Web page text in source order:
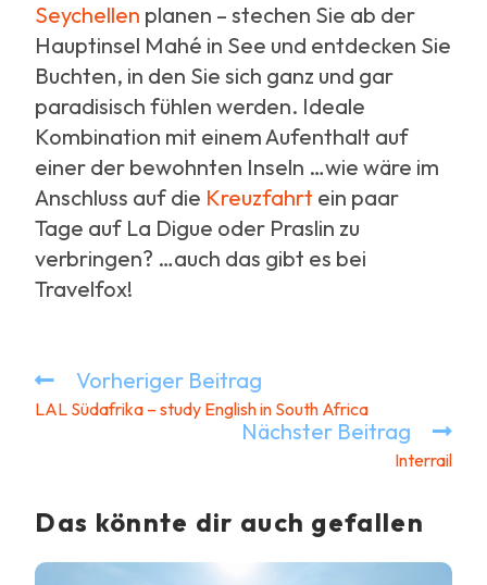
Seychellen planen – stechen Sie ab der
Hauptinsel Mahé in See und entdecken Sie
Buchten, in den Sie sich ganz und gar
paradisisch fühlen werden. Ideale
Kombination mit einem Aufenthalt auf
einer der bewohnten Inseln …wie wäre im
Anschluss auf die Kreuzfahrt ein paar
Tage auf La Digue oder Praslin zu
verbringen? …auch das gibt es bei
Travelfox!
Vorheriger Beitrag
LAL Südafrika – study English in South Africa
Nächster Beitrag
Interrail
Das könnte dir auch gefallen